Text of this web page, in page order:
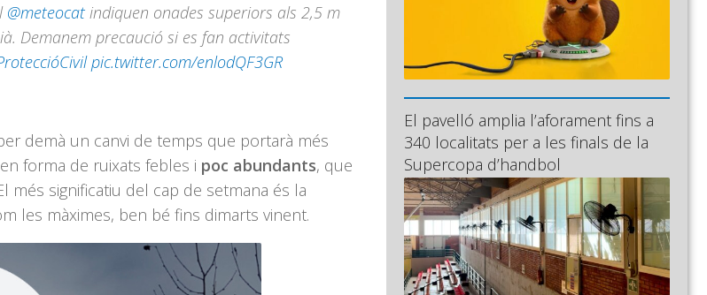
@meteocat indiquen onades superiors als 2,5 m
Demanem precaució si es fan activitats
pic.twitter.com/enlodQF3GR
demà un canvi de temps que portarà més
forma de ruixats febles i poc abundants, que
significatiu del cap de setmana és la
les màximes, ben bé fins dimarts vinent.
El pavelló amplia l’aforament fins a
340 localitats per a les finals de la
Supercopa d’handbol